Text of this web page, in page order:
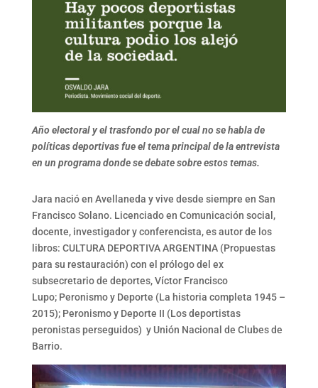
Año electoral y el trasfondo por el cual no se habla de
políticas deportivas fue el tema principal de la entrevista
en un programa donde se debate sobre estos temas.
Jara nació en Avellaneda y vive desde siempre en San
Francisco Solano. Licenciado en Comunicación social,
docente, investigador y conferencista, es autor de los
libros: CULTURA DEPORTIVA ARGENTINA (Propuestas
para su restauración) con el prólogo del ex
subsecretario de deportes, Víctor Francisco
Lupo; Peronismo y Deporte (La historia completa 1945 –
2015); Peronismo y Deporte II (Los deportistas
peronistas perseguidos) y Unión Nacional de Clubes de
Barrio.